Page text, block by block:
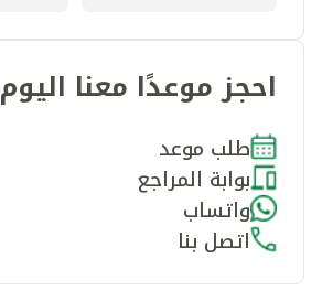
احجز موعدًا معنا اليوم
طلب موعد
بوابة المراجع
واتساب
اتصل بنا